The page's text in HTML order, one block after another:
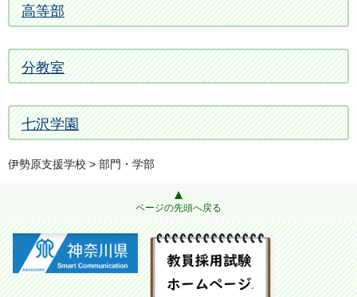
高等部
分教室
七沢学園
伊勢原支援学校 > 部門・学部
ページの先頭へ戻る